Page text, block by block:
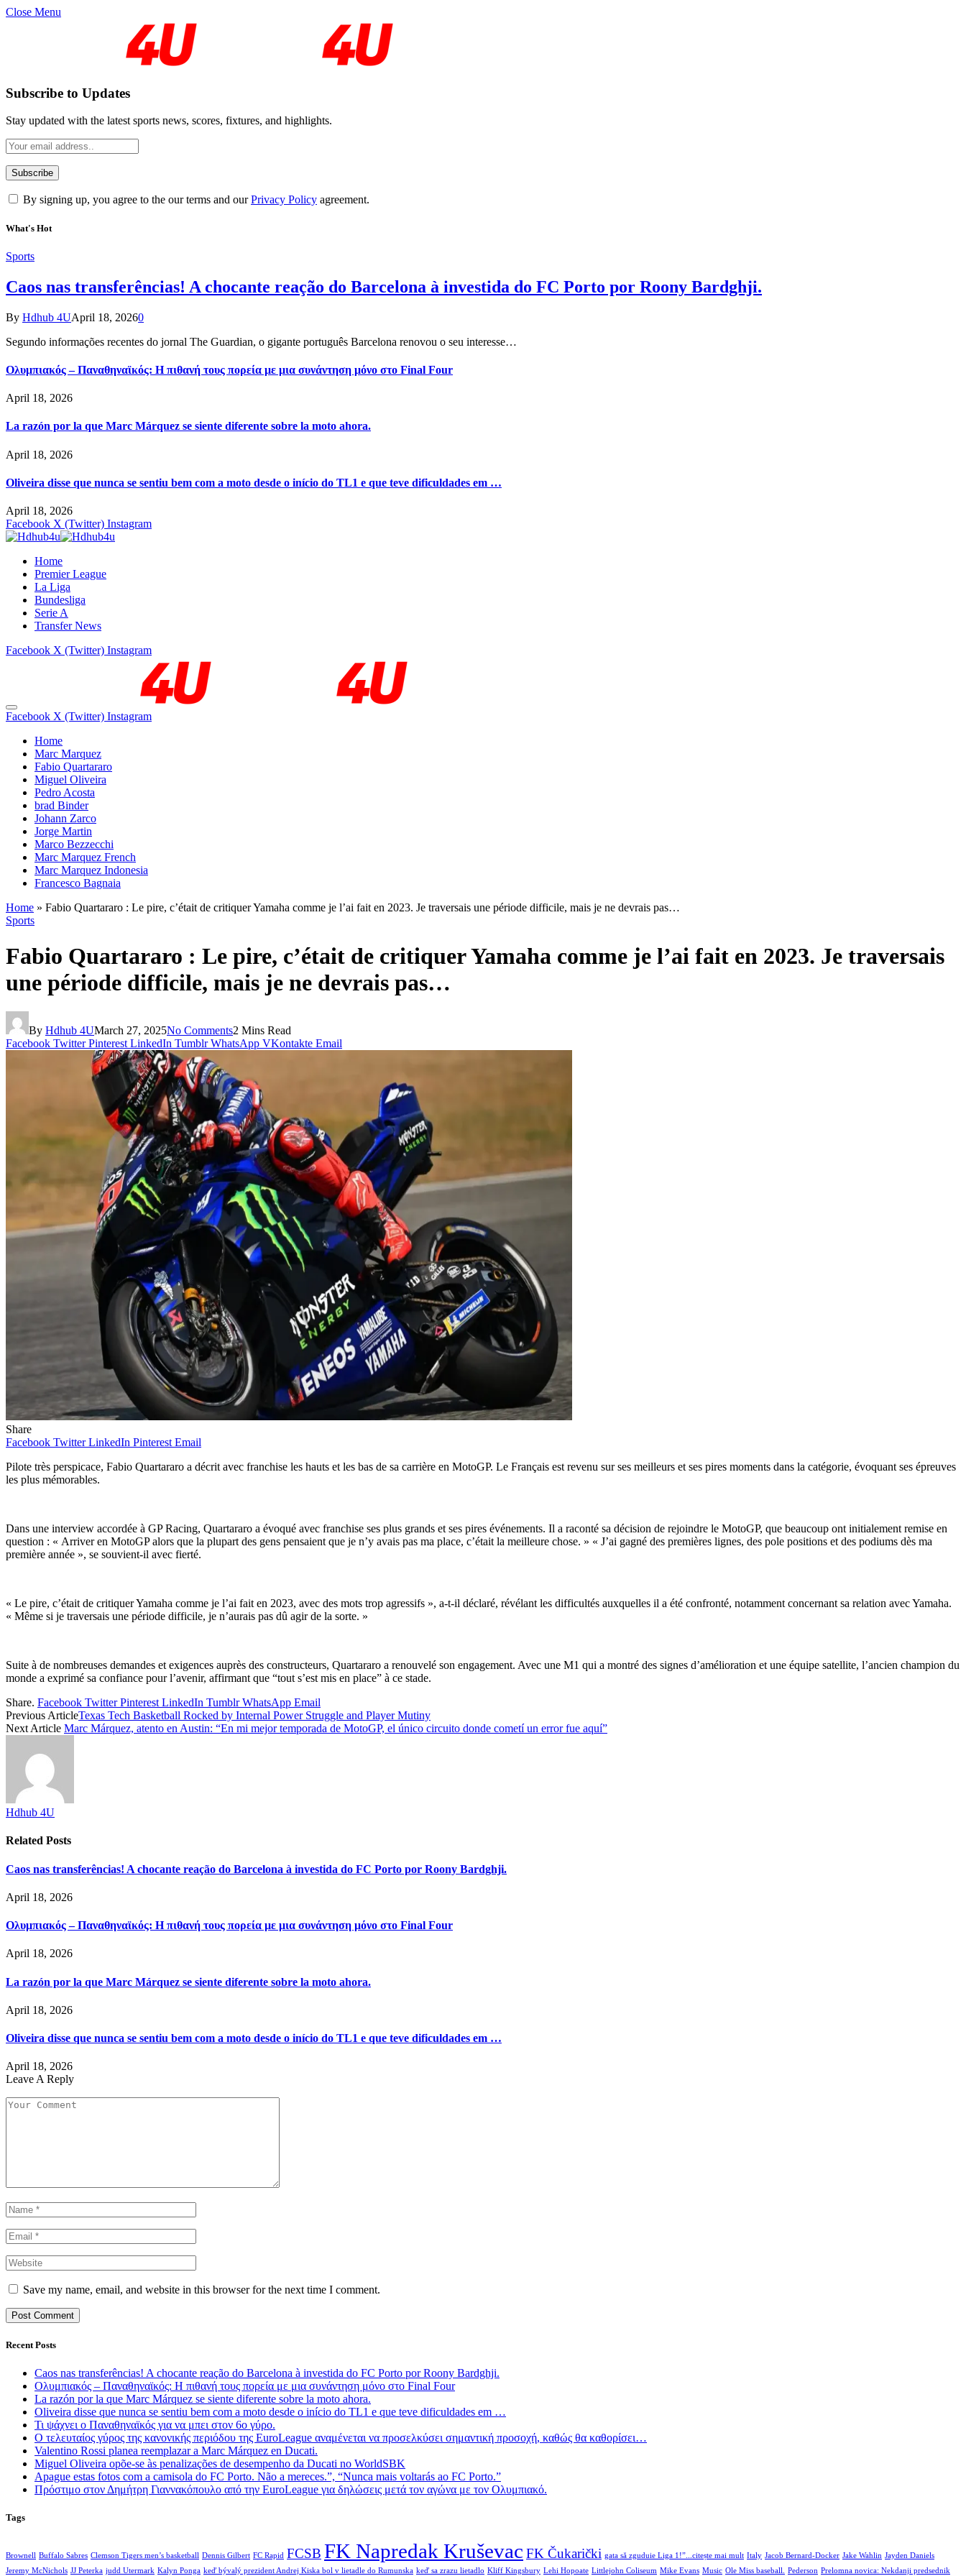
Close Menu
Subscribe to Updates
Stay updated with the latest sports news, scores, fixtures, and highlights.
By signing up, you agree to the our terms and ourPrivacy Policy agreement.
What's Hot
Sports
Caos nas transferências! A chocante reação do Barcelona à investida do FC Porto por Roony Bardghji.
By Hdhub 4UApril 18, 20260
Segundo informações recentes do jornal The Guardian, o gigante português Barcelona renovou o seu interesse…
Ολυμπιακός – Παναθηναϊκός: Η πιθανή τους πορεία με μια συνάντηση μόνο στο Final Four
April 18, 2026
La razón por la que Marc Márquez se siente diferente sobre la moto ahora.
April 18, 2026
Oliveira disse que nunca se sentiu bem com a moto desde o início do TL1 e que teve dificuldades em …
April 18, 2026
Facebook X (Twitter) Instagram
Home
Premier League
La Liga
Bundesliga
Serie A
Transfer News
Facebook X (Twitter) Instagram
Facebook X (Twitter) Instagram
Home
Marc Marquez
Fabio Quartararo
Miguel Oliveira
Pedro Acosta
brad Binder
Johann Zarco
Jorge Martin
Marco Bezzecchi
Marc Marquez French
Marc Marquez Indonesia
Francesco Bagnaia
Home » Fabio Quartararo : Le pire, c’était de critiquer Yamaha comme je l’ai fait en 2023. Je traversais une période difficile, mais je ne devrais pas…
Sports
Fabio Quartararo : Le pire, c’était de critiquer Yamaha comme je l’ai fait en 2023. Je traversais
une période difficile, mais je ne devrais pas…
By Hdhub 4UMarch 27, 2025No Comments2 Mins Read
Facebook Twitter Pinterest LinkedIn Tumblr WhatsApp VKontakte Email
Share
Facebook Twitter LinkedIn Pinterest Email
Pilote très perspicace, Fabio Quartararo a décrit avec franchise les hauts et les bas de sa carrière en MotoGP. Le Français est revenu sur ses meilleurs et ses pires moments dans la catégorie, évoquant ses épreuves
les plus mémorables.
Dans une interview accordée à GP Racing, Quartararo a évoqué avec franchise ses plus grands et ses pires événements. Il a raconté sa décision de rejoindre le MotoGP, que beaucoup ont initialement remise en
question : « Arriver en MotoGP alors que la plupart des gens pensaient que je n’y avais pas ma place, c’était la meilleure chose. » « J’ai gagné des premières lignes, des pole positions et des podiums dès ma
première année », se souvient-il avec fierté.
« Le pire, c’était de critiquer Yamaha comme je l’ai fait en 2023, avec des mots trop agressifs », a-t-il déclaré, révélant les difficultés auxquelles il a été confronté, notamment concernant sa relation avec Yamaha.
« Même si je traversais une période difficile, je n’aurais pas dû agir de la sorte. »
Suite à de nombreuses demandes et exigences auprès des constructeurs, Quartararo a renouvelé son engagement. Avec une M1 qui a montré des signes d’amélioration et une équipe satellite, l’ancien champion du
monde a exprimé sa confiance pour l’avenir, affirmant que “tout s’est mis en place” à ce stade.
Share. Facebook Twitter Pinterest LinkedIn Tumblr WhatsApp Email
Previous ArticleTexas Tech Basketball Rocked by Internal Power Struggle and Player Mutiny
Next Article Marc Márquez, atento en Austin: “En mi mejor temporada de MotoGP, el único circuito donde cometí un error fue aquí”
Hdhub 4U
Related Posts
Caos nas transferências! A chocante reação do Barcelona à investida do FC Porto por Roony Bardghji.
April 18, 2026
Ολυμπιακός – Παναθηναϊκός: Η πιθανή τους πορεία με μια συνάντηση μόνο στο Final Four
April 18, 2026
La razón por la que Marc Márquez se siente diferente sobre la moto ahora.
April 18, 2026
Oliveira disse que nunca se sentiu bem com a moto desde o início do TL1 e que teve dificuldades em …
April 18, 2026
Leave A Reply
Save my name, email, and website in this browser for the next time I comment.
Recent Posts
Caos nas transferências! A chocante reação do Barcelona à investida do FC Porto por Roony Bardghji.
Ολυμπιακός – Παναθηναϊκός: Η πιθανή τους πορεία με μια συνάντηση μόνο στο Final Four
La razón por la que Marc Márquez se siente diferente sobre la moto ahora.
Oliveira disse que nunca se sentiu bem com a moto desde o início do TL1 e que teve dificuldades em …
Τι ψάχνει ο Παναθηναϊκός για να μπει στον 6ο γύρο.
Ο τελευταίος γύρος της κανονικής περιόδου της EuroLeague αναμένεται να προσελκύσει σημαντική προσοχή, καθώς θα καθορίσει…
Valentino Rossi planea reemplazar a Marc Márquez en Ducati.
Miguel Oliveira opõe-se às penalizações de desempenho da Ducati no WorldSBK
Apague estas fotos com a camisola do FC Porto. Não a mereces.”, “Nunca mais voltarás ao FC Porto.”
Πρόστιμο στον Δημήτρη Γιαννακόπουλο από την EuroLeague για δηλώσεις μετά τον αγώνα με τον Ολυμπιακό.
Tags
Brownell Buffalo Sabres Clemson Tigers men’s basketball Dennis Gilbert FC Rapid FCSB FK Napredak Kruševac FK Čukarički gata să zguduie Liga 1!”...citește mai mult Italy Jacob Bernard-Docker Jake Wahlin Jayden Daniels
Jeremy McNichols JJ Peterka judd Utermark Kalyn Ponga keď bývalý prezident Andrej Kiska bol v lietadle do Rumunska keď sa zrazu lietadlo Kliff Kingsbury Lehi Hopoate Littlejohn Coliseum Mike Evans Music Ole Miss baseball. Pederson Prelomna novica: Nekdanji predsednik